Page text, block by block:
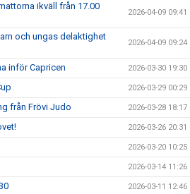
ikväll från 17.00
2026-04-09 09:41
och ungas delaktighet
2026-04-09 09:24
inför Capricen 2026-03-30 19:30
2026-03-29 00:29
från Frövi Judo 2026-03-28 18:17
2026-03-26 20:31
2026-03-20 10:25
2026-03-14 11:26
2026-03-11 12:46